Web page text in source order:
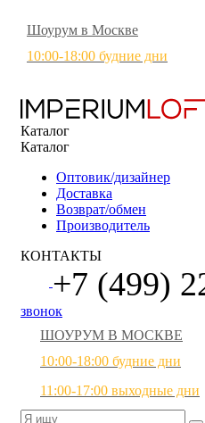
Шоурум в Москве
10:00-18:00 будние дни
Каталог
Каталог
Оптовик/дизайнер
Доставка
Возврат/обмен
Производитель
КОНТАКТЫ
+7 (499)
звонок
ШОУРУМ В МОСКВЕ
10:00-18:00 будние дни
11:00-17:00 выходные дни